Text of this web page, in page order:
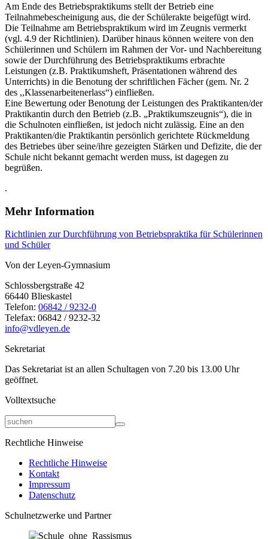
Am Ende des Betriebspraktikums stellt der Betrieb eine
Teilnahmebescheinigung aus, die der Schü­lerakte beigefügt wird.
Die Teilnahme am Betriebspraktikum wird im Zeugnis vermerkt
(vgl. 4.9 der Richtlinien). Darüber hinaus können weitere von den
Schülerinnen und Schülern im Rahmen der Vor- und Nachbereitung
sowie der Durchführung des Betriebspraktikums er­brachte
Leistungen (z.B. Praktikumsheft, Präsentationen während des
Unterrichts) in die Beno­tung der schriftlichen Fächer (gem. Nr. 2
des ,,Klassenarbeitenerlass“) einfließen.
Eine Bewertung oder Benotung der Leistungen des Praktikanten/der
Praktikantin durch den Be­trieb (z.B. „Praktikumszeugnis“), die in
die Schulnoten einfließen, ist jedoch nicht zulässig. Eine an den
Praktikanten/die Praktikantin persönlich gerichtete Rückmeldung
des Betriebes über seine/ihre ge­zeigten Stärken und Defizite, die der
Schule nicht bekannt gemacht werden muss, ist dagegen zu
begrüßen.
.
Mehr Information
Richtlinien zur Durchführung von Betriebspraktika für Schülerinnen
und Schüler
Von der Leyen-Gymnasium
Schlossbergstraße 42
66440 Blieskastel
Telefon: 06842 / 9232-0
Telefax: 06842 / 9232-32
info@vdleyen.de
Sekretariat
Das Sekretariat ist an allen Schultagen von 7.20 bis 13.00 Uhr
geöffnet.
Volltextsuche
Rechtliche Hinweise
Rechtliche Hinweise
Kontakt
Impressum
Datenschutz
Schulnetzwerke und Partner